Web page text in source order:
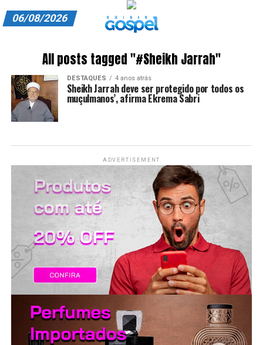
ASSINE
CARRINHO
EDITORIAL
EXPEDIENTE
FINALIZAR COMPRA
HOME
LANÇAMENTOS
06/08/2026
All posts tagged "#Sheikh Jarrah"
DESTAQUES 4 anos atrás
Sheikh Jarrah deve ser protegido por todos os
muçulmanos’, afirma Ekrema Sabri
ADVERTISEMENT